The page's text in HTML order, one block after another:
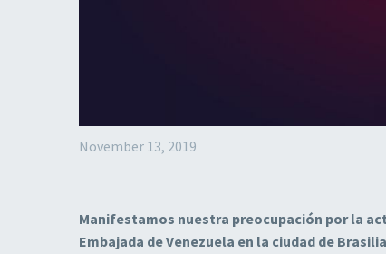
November 13, 2019
Manifestamos nuestra preocupación por la
Embajada de Venezuela en la ciudad de